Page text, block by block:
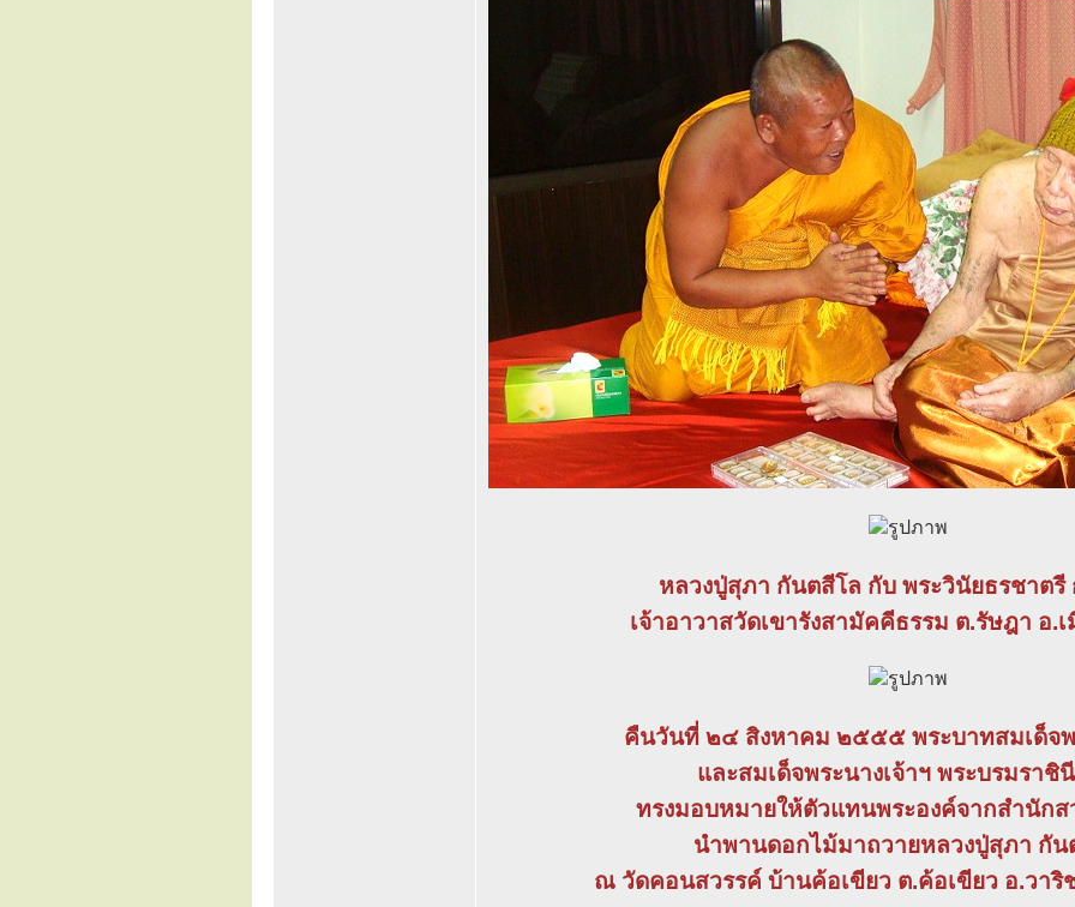
หลวงปู่สุภา กันตสีโล กับ พระวินัยธรชาตรี
เจ้าอาวาสวัดเขารังสามัคคีธรรม ต.รัษฎา อ.เ
คืนวันที่ ๒๔ สิงหาคม ๒๕๕๕ พระบาทสมเด็จพ
และสมเด็จพระนางเจ้าฯ พระบรมราชิ
ทรงมอบหมายให้ตัวแทนพระองค์จากสำนักส
นำพานดอกไม้มาถวายหลวงปู่สุภา กัน
ณ วัดคอนสวรรค์ บ้านค้อเขียว ต.ค้อเขียว อ.วา